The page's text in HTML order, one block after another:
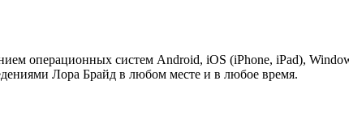
операционных систем Android, iOS (iPhone, iPad),
Лора Брайд в любом месте и в любое время.